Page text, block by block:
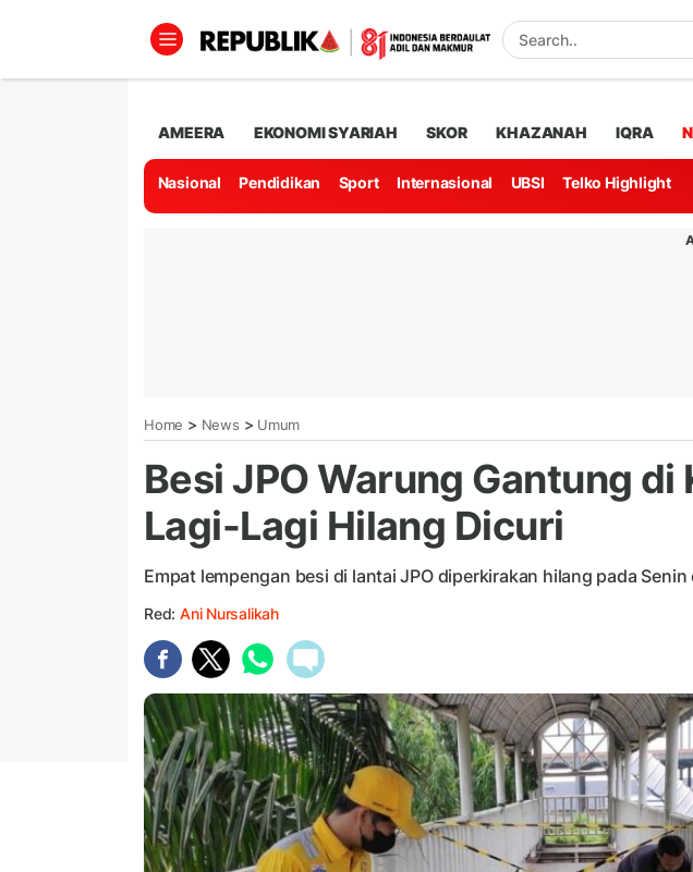
AMEERA EKONOMI SYARIAH SKOR KHAZANAH IQRA
Nasional Pendidikan Sport Internasional UBSI Telko Highlight
Home > News > Umum
Besi JPO Warung Gantung di
Lagi-Lagi Hilang Dicuri
Empat lempengan besi di lantai JPO diperkirakan hilang pada Senin
Red: Ani Nursalikah